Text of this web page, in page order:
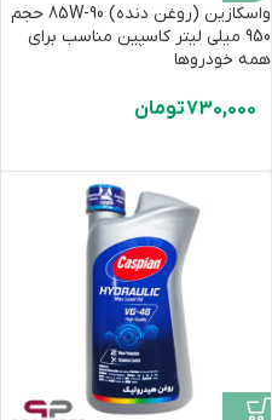
واسکازین (روغن دنده) 85W-90 حجم
950 میلی لیتر کاسپین مناسب برای
همه خودروها
730,000تومان